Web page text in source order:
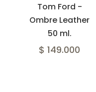
Tom Ford -
Ombre Leather
50 ml.
$ 149.000